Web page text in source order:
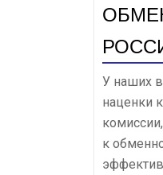
У наших
наценки
к